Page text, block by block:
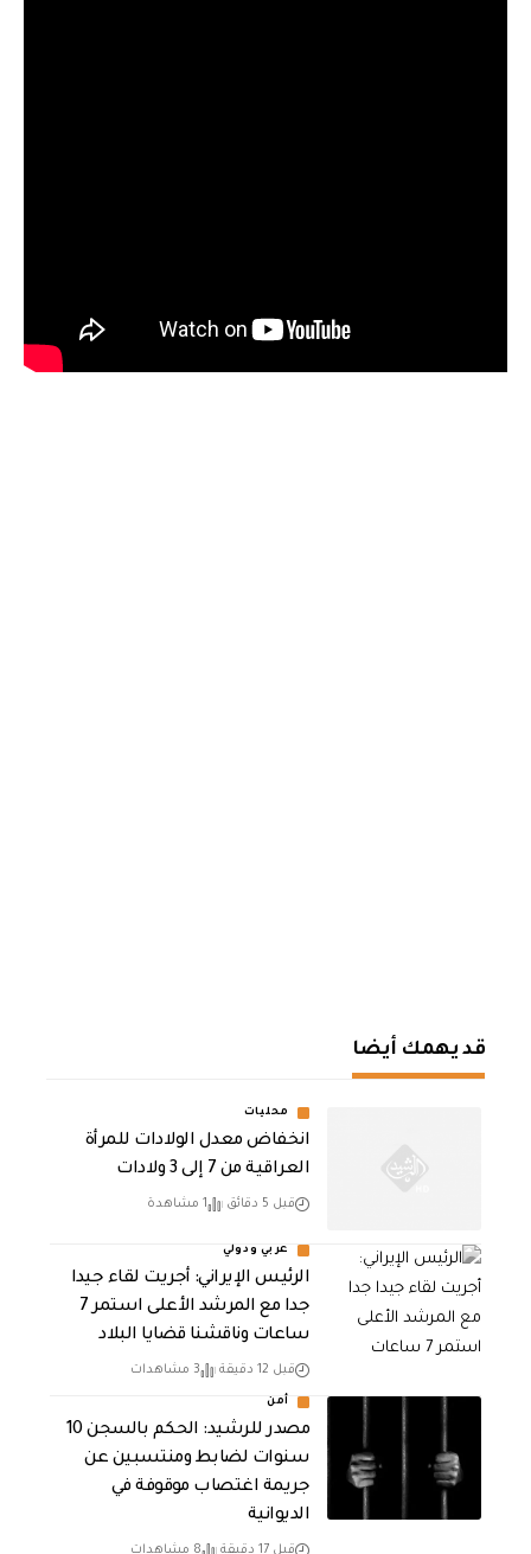
قد يهمك أيضا
محليات
انخفاض معدل الولادات للمرأة
العراقية من 7 إلى 3 ولادات
قبل 5 دقائق 1 مشاهدة
عربي ودولي
الرئيس الإيراني: أجريت لقاء جيدا
جدا مع المرشد الأعلى استمر 7
ساعات وناقشنا قضايا البلاد
قبل 12 دقيقة 3 مشاهدات
أمن
مصدر للرشيد: الحكم بالسجن 10
سنوات لضابط ومنتسبين عن
جريمة اغتصاب موقوفة في
الديوانية
قبل 17 دقيقة 8 مشاهدات